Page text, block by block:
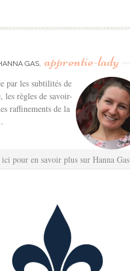
GAS, apprentie-lady
par les subtilités de
les règles de savoir-
raffinements de la
pour en savoir plus sur Hanna Gas